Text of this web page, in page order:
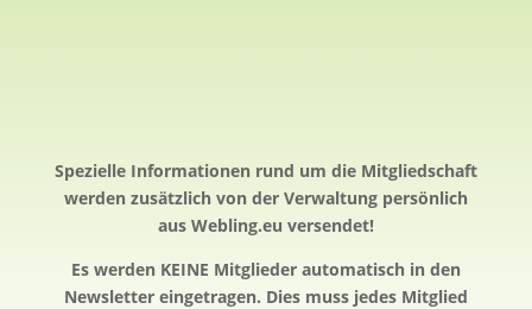
Spezielle Informationen rund um die Mitgliedschaft
werden zusätzlich von der Verwaltung persönlich
aus Webling.eu versendet!
Es werden KEINE Mitglieder automatisch in den
Newsletter eingetragen. Dies muss jedes Mitglied